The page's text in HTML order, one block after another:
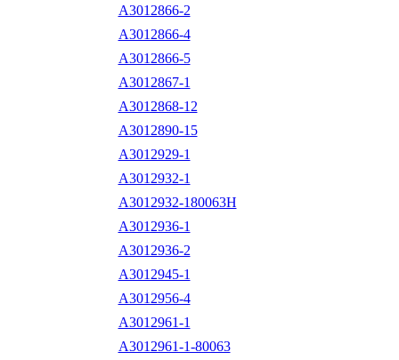
A3012866-2
A3012866-4
A3012866-5
A3012867-1
A3012868-12
A3012890-15
A3012929-1
A3012932-1
A3012932-180063H
A3012936-1
A3012936-2
A3012945-1
A3012956-4
A3012961-1
A3012961-1-80063